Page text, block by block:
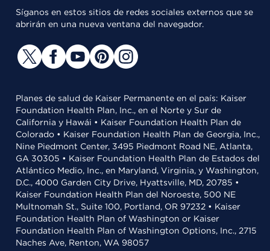
Síganos en estos sitios de redes sociales externos que se
abrirán en una nueva ventana del navegador.
Planes de salud de Kaiser Permanente en el país: Kaiser
Foundation Health Plan, Inc., en el Norte y Sur de
California y Hawái • Kaiser Foundation Health Plan de
Colorado • Kaiser Foundation Health Plan de Georgia, Inc.,
Nine Piedmont Center, 3495 Piedmont Road NE, Atlanta,
GA 30305 • Kaiser Foundation Health Plan de Estados del
Atlántico Medio, Inc., en Maryland, Virginia, y Washington,
D.C., 4000 Garden City Drive, Hyattsville, MD, 20785 •
Kaiser Foundation Health Plan del Noroeste, 500 NE
Multnomah St., Suite 100, Portland, OR 97232 • Kaiser
Foundation Health Plan of Washington or Kaiser
Foundation Health Plan of Washington Options, Inc., 2715
Naches Ave, Renton, WA 98057